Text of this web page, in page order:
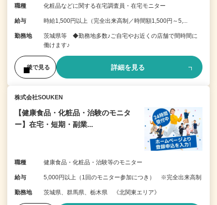
職種 化粧品などに関する在宅調査員・在宅モニター
給与 時給1,500円以上（完全出来高制／時間額1,500円～5,...
勤務地
茨城県等 ◆勤務地多数♪ご自宅やお近くの店舗で間時間に
働けます♪
後で見る 詳細を見る
株式会社SOUKEN
【健康食品・化粧品・治験のモニタ
ー】在宅・短期・副業...
職種 健康食品・化粧品・治験等のモニター
給与 5,000円以上（1回のモニター参加につき） ※完全出来高制
勤務地 茨城県、群馬県、栃木県 《北関東エリア》